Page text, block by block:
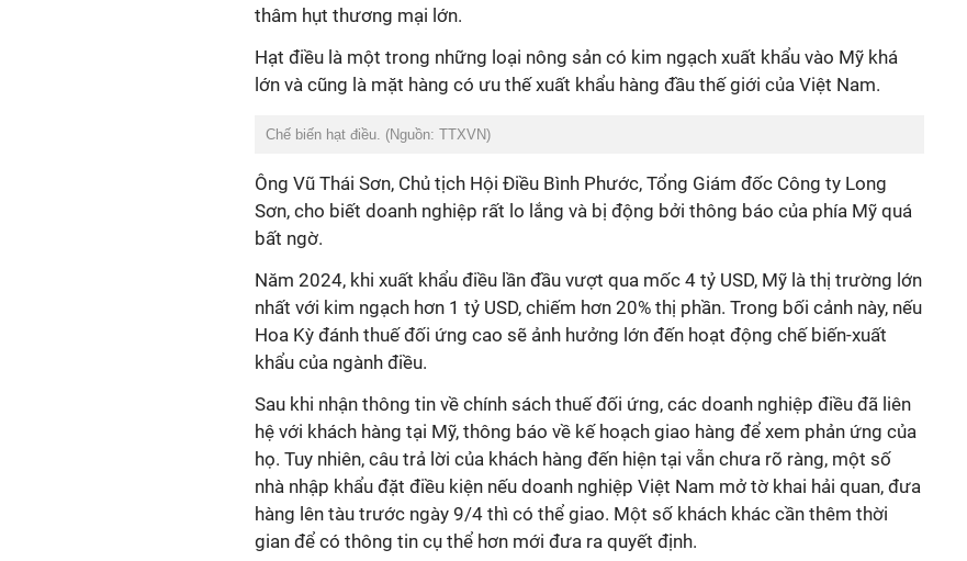
thâm hụt thương mại lớn.
Hạt điều là một trong những loại nông sản có kim ngạch xuất khẩu vào Mỹ khá
lớn và cũng là mặt hàng có ưu thế xuất khẩu hàng đầu thế giới của Việt Nam.
Chế biến hạt điều. (Nguồn: TTXVN)
Ông Vũ Thái Sơn, Chủ tịch Hội Điều Bình Phước, Tổng Giám đốc Công ty Long
Sơn, cho biết doanh nghiệp rất lo lắng và bị động bởi thông báo của phía Mỹ quá
bất ngờ.
Năm 2024, khi xuất khẩu điều lần đầu vượt qua mốc 4 tỷ USD, Mỹ là thị trường lớn
nhất với kim ngạch hơn 1 tỷ USD, chiếm hơn 20% thị phần. Trong bối cảnh này, nếu
Hoa Kỳ đánh thuế đối ứng cao sẽ ảnh hưởng lớn đến hoạt động chế biến-xuất
khẩu của ngành điều.
Sau khi nhận thông tin về chính sách thuế đối ứng, các doanh nghiệp điều đã liên
hệ với khách hàng tại Mỹ, thông báo về kế hoạch giao hàng để xem phản ứng của
họ. Tuy nhiên, câu trả lời của khách hàng đến hiện tại vẫn chưa rõ ràng, một số
nhà nhập khẩu đặt điều kiện nếu doanh nghiệp Việt Nam mở tờ khai hải quan, đưa
hàng lên tàu trước ngày 9/4 thì có thể giao. Một số khách khác cần thêm thời
gian để có thông tin cụ thể hơn mới đưa ra quyết định.